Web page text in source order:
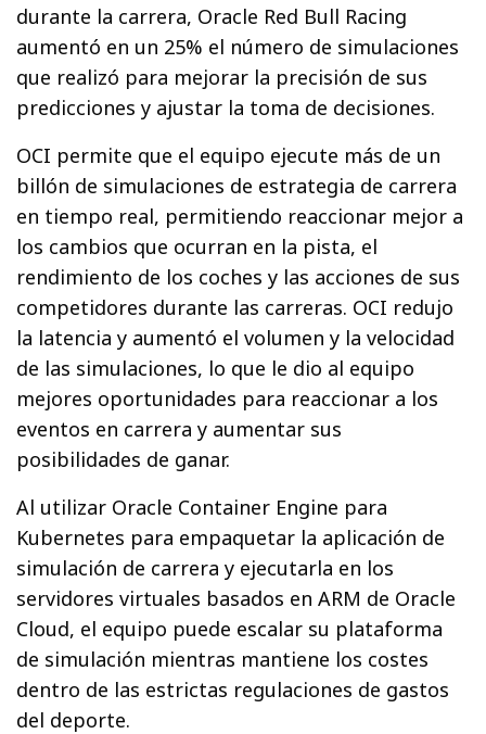
durante la carrera, Oracle Red Bull Racing
aumentó en un 25% el número de simulaciones
que realizó para mejorar la precisión de sus
predicciones y ajustar la toma de decisiones.
OCI permite que el equipo ejecute más de un
billón de simulaciones de estrategia de carrera
en tiempo real, permitiendo reaccionar mejor a
los cambios que ocurran en la pista, el
rendimiento de los coches y las acciones de sus
competidores durante las carreras. OCI redujo
la latencia y aumentó el volumen y la velocidad
de las simulaciones, lo que le dio al equipo
mejores oportunidades para reaccionar a los
eventos en carrera y aumentar sus
posibilidades de ganar.
Al utilizar Oracle Container Engine para
Kubernetes para empaquetar la aplicación de
simulación de carrera y ejecutarla en los
servidores virtuales basados ​​en ARM de Oracle
Cloud, el equipo puede escalar su plataforma
de simulación mientras mantiene los costes
dentro de las estrictas regulaciones de gastos
del deporte.